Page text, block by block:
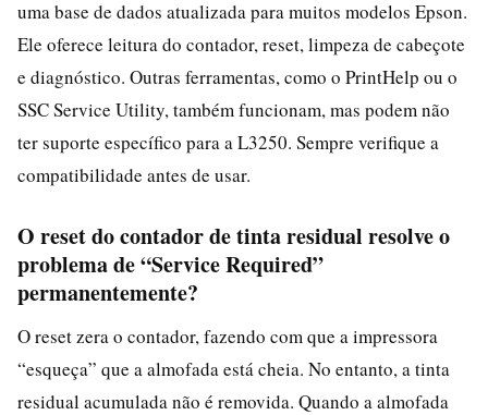
uma base de dados atualizada para muitos modelos Epson.
Ele oferece leitura do contador, reset, limpeza de cabeçote
e diagnóstico. Outras ferramentas, como o PrintHelp ou o
SSC Service Utility, também funcionam, mas podem não
ter suporte específico para a L3250. Sempre verifique a
compatibilidade antes de usar.
O reset do contador de tinta residual resolve o
problema de “Service Required”
permanentemente?
O reset zera o contador, fazendo com que a impressora
“esqueça” que a almofada está cheia. No entanto, a tinta
residual acumulada não é removida. Quando a almofada